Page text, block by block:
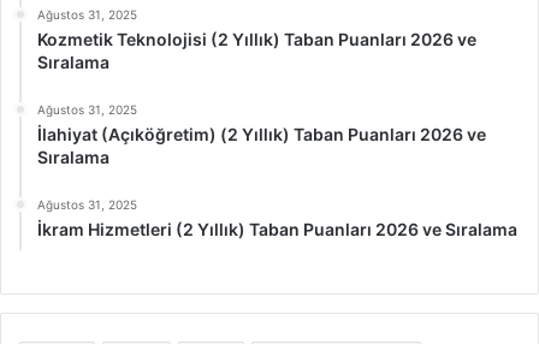
Ağustos 31, 2025
Kozmetik Teknolojisi (2 Yıllık) Taban Puanları 2026 ve
Sıralama
Ağustos 31, 2025
İlahiyat (Açıköğretim) (2 Yıllık) Taban Puanları 2026 ve
Sıralama
Ağustos 31, 2025
İkram Hizmetleri (2 Yıllık) Taban Puanları 2026 ve Sıralama